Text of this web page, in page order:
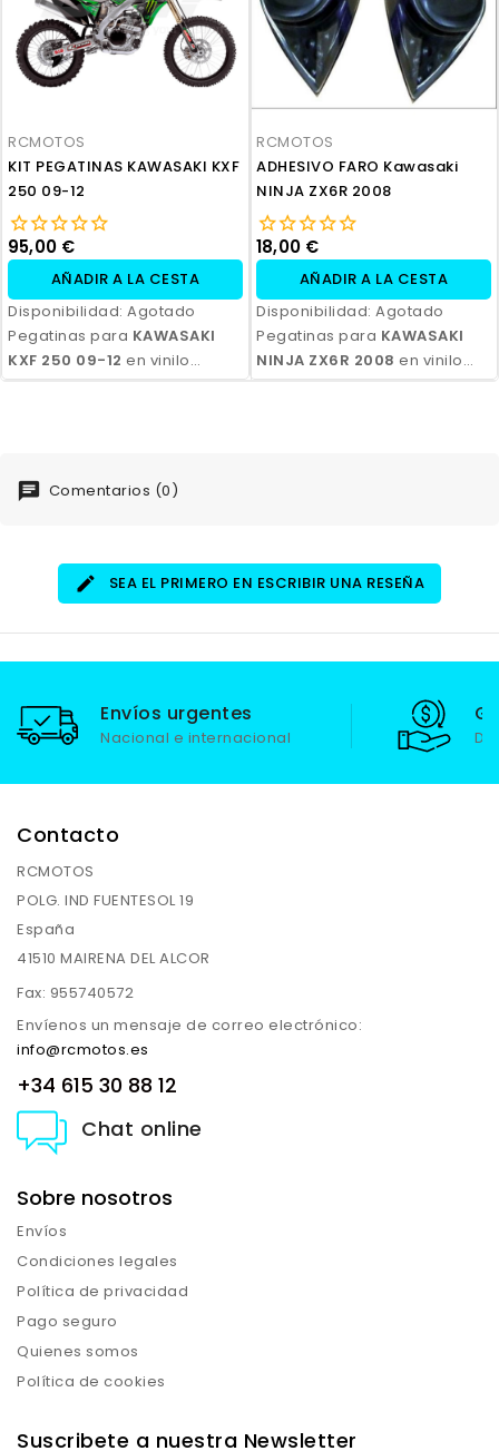
RCMOTOS
KIT PEGATINAS KAWASAKI KXF
250 09-12
95,00 €
AÑADIR A LA CESTA
Disponibilidad: Agotado
Pegatinas para KAWASAKI
KXF 250 09-12 en vinilo
polimérico laminado,
opción de personalización.
RCMOTOS
ADHESIVO FARO Kawasaki
NINJA ZX6R 2008
18,00 €
AÑADIR A LA CESTA
Disponibilidad: Agotado
Pegatinas para KAWASAKI
NINJA ZX6R 2008 en vinilo
polimérico laminado,
Comentarios (0)
SEA EL PRIMERO EN ESCRIBIR UNA RESEÑA
Envíos urgentes
Nacional e internacional
Contacto
RCMOTOS
POLG. IND FUENTESOL 19
España
41510 MAIRENA DEL ALCOR
Fax: 955740572
Envíenos un mensaje de correo electrónico:
info@rcmotos.es
+34 615 30 88 12
Chat online
Sobre nosotros
Envíos
Condiciones legales
Política de privacidad
Pago seguro
Quienes somos
Política de cookies
Suscribete a nuestra Newsletter